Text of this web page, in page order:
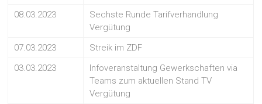
08.03.2023
Sechste Runde Tarifverhandlung
Vergütung
07.03.2023
Streik im ZDF
03.03.2023
Infoveranstaltung Gewerkschaften via
Teams zum aktuellen Stand TV
Vergütung